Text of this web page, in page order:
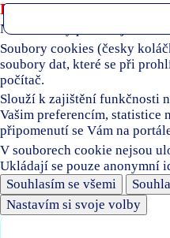
Používáme soubory
Naše stránky používají
Soubory cookies (česky
soubory dat, které se při
počítač.
Slouží k zajištění funkčnosti
Vašim preferencím, statistice
připomenutí se Vám na
V souborech cookie nejsou
Ukládají se pouze anonymní
Souhlasím se všemi
Nastavím si svoje volby